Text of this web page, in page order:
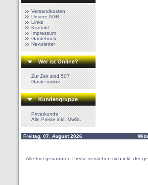
Versandkosten
Unsere AGB
Links
Kontakt
Impressum
Gästebuch
Newsletter
Wer ist Online?
Zur Zeit sind 507
Gäste online.
Kundengruppe
Privatkunde
Alle Preise inkl. MwSt.
Freitag, 07. August 2026
Alle hier genannten Preise verstehen sich inkl. der